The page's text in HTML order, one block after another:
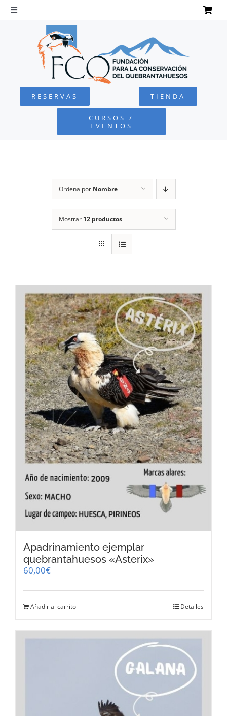
Saltar
Toggle
Navigation
QUEBRANTAHUESOS
FUNDACIÓN
CONTACTO
CARRITO
RESERVAS TIENDA
CURSOS /
EVENTOS
Ordena por Nombre
Mostrar 12 productos
Apadrinamiento ejemplar
quebrantahuesos «Asterix»
60,00€
Añadir al carrito Detalles